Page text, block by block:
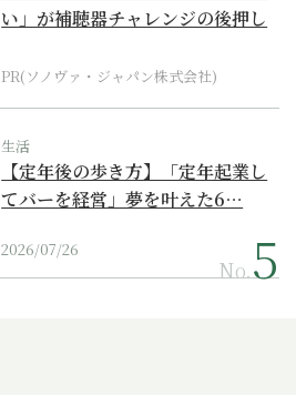
い」が補聴器チャレンジの後押し
PR(ソノヴァ・ジャパン株式会社)
生活
【定年後の歩き方】「定年起業し
てバーを経営」夢を叶えた6…
2026/07/26
No.